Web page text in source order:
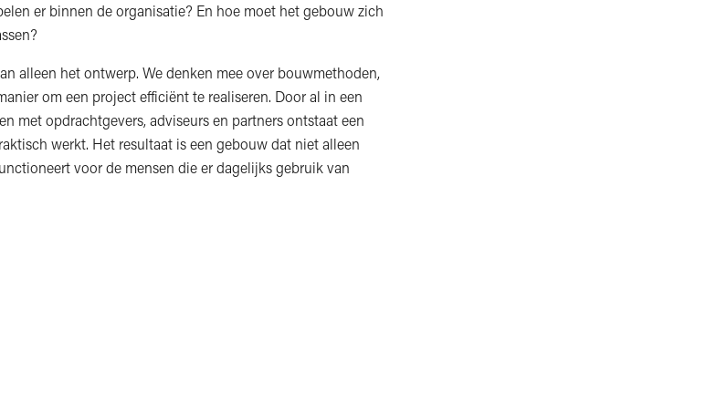
er binnen de organisatie? En hoe moet het gebouw zich
alleen het ontwerp. We denken mee over bouwmethoden,
om een project efficiënt te realiseren. Door al in een
met opdrachtgevers, adviseurs en partners ontstaat een
werkt. Het resultaat is een gebouw dat niet alleen
voor de mensen die er dagelijks gebruik van